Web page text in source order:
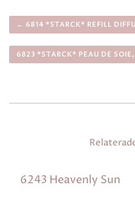
← 6814 *STARCK* REFILL
6823 *STARCK* PEAU DE
6243 Heavenly Sun